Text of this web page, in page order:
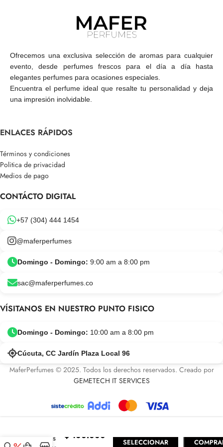
Ofrecemos una exclusiva selección de aromas para cualquier
evento, desde perfumes frescos para el día a día hasta
elegantes perfumes para ocasiones especiales.
Encuentra el perfume ideal que resalte tu personalidad y deja
una impresión inolvidable.
ENLACES RÁPIDOS
Términos y condiciones
Politica de privacidad
Medios de pago
CONTÁCTO DIGITAL
+57 (304) 444 1454
@maferperfumes
Domingo - Domingo: 9:00 am a 8:00 pm
sac@maferperfumes.co
VÍSITANOS EN NUESTRO PUNTO FISICO
Domingo - Domingo: 10:00 am a 8:00 pm
Cúcuta, CC Jardín Plaza Local 96
MaferPerfumes © 2025. Todos los derechos reservados. Creado por
GEMETECH IT SERVICES
Navitus
$ 100.000
SELECCIONAR